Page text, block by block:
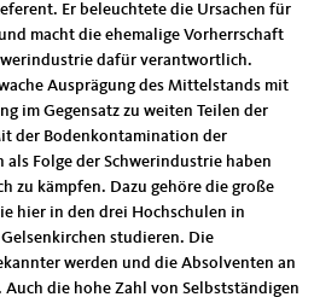
Er beleuchtete die Ursachen für
macht die ehemalige Vorherrschaft
dafür verantwortlich.
Ausprägung des Mittelstands mit
im Gegensatz zu weiten Teilen der
der Bodenkontamination der
Folge der Schwerindustrie haben
zu kämpfen. Dazu gehöre die große
hier in den drei Hochschulen in
studieren. Die
werden und die Absolventen an
die hohe Zahl von Selbstständigen